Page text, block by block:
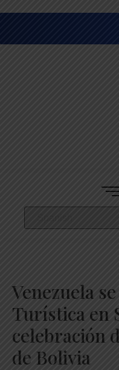
Venezuela
Turística en
celebración
de Bolivia